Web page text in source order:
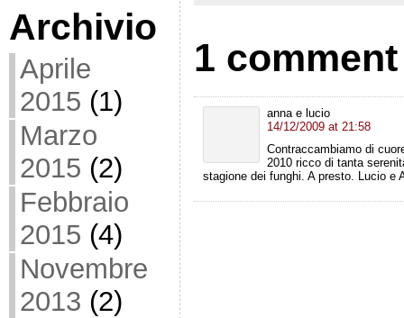
Archivio
Aprile
2015 (1)
Marzo
2015 (2)
Febbraio
2015 (4)
Novembre
2013 (2)
1
anna e lucio
14/12/2009 at 21:58
Contraccambiamo di
2010 ricco di tanta
stagione dei funghi. A presto. Lucio e